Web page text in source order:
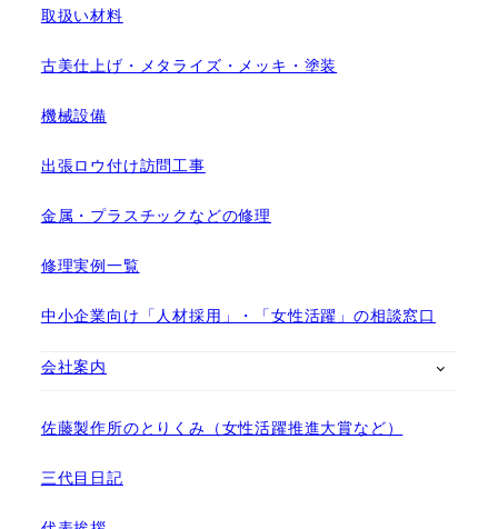
取扱い材料
古美仕上げ・メタライズ・メッキ・塗装
機械設備
出張ロウ付け訪問工事
金属・プラスチックなどの修理
修理実例一覧
中小企業向け「人材採用」・「女性活躍」の相談窓口
会社案内
佐藤製作所のとりくみ（女性活躍推進大賞など）
三代目日記